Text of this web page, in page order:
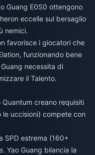
Guang E0S0 ottengono
eccelle sul bersaglio
nemici.
favorisce i giocatori che
funzionando bene
necessita di
il Talento.
creano requisiti
uccisioni) compete con
SPD estrema (160+
Yao Guang bilancia la